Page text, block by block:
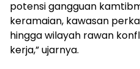
potensi gangguan
keramaian, kawasan
hingga wilayah rawan
kerja,” ujarnya.